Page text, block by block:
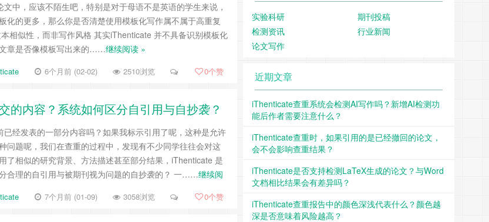
中，应该不陌生吧，特别是对于母语不是英语的学生来说，
化的更多，那么你是否清楚使用模板化写作属不属于高重复
相似性，而非写作风格 其实iThenticate 并不具备识别模板化
章是否像模板写出来的……继续阅读 »
6个月前 (02-02) 2510浏览 0个赞
的内容？系统如何区分自引用与自抄袭？
经发表的一部分内容吗？如果我标示引用了呢，这种是允许
问题呢，我们在查重的过程中，发现有不少同学往往会对这
了相似的研究背景、方法描述甚至部分结果，iThenticate 是
合理的自引用与被期刊视为问题的自抄袭的？ 一……继续阅
7个月前 (01-09) 3058浏览 0个赞
实验科研
期刊投稿
检测资讯
行业新闻
论文写作
近期文章
iThenticate查重系统会检测AI写作吗？新增AI检测功
能后作者需要注意什么？
iThenticate查重时，如果引用的是已经撤回的论文，
会不会影响查重结果？
iThenticate是否支持检测LaTeX生成的论文？与Word
文档相比结果会有差异吗？
iThenticate查重报告中的颜色深浅代表什么？颜色越
深是否意味着风险越高？